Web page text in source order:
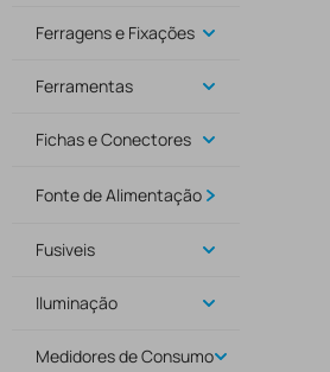
Ferragens e Fixações
Ferramentas
Fichas e Conectores
Fonte de Alimentação
Fusiveis
Iluminação
Medidores de Consumo